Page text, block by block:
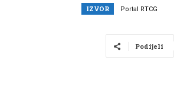
IZVOR Portal RTCG
Podijeli